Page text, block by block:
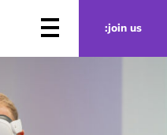
:join us